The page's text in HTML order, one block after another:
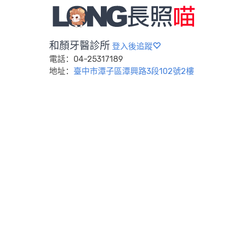
和顏牙醫診所 登入後追蹤
電話：04-25317189
地址： 臺中市潭子區潭興路3段102號2樓